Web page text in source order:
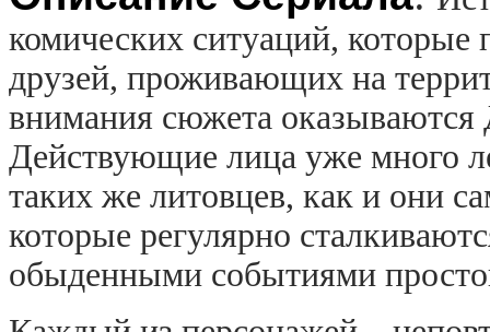
комических ситуаций, которые
друзей, проживающих на
внимания сюжета
Действующие лица уже много
таких же литовцев, как и они
которые регулярно
обыденными событиями